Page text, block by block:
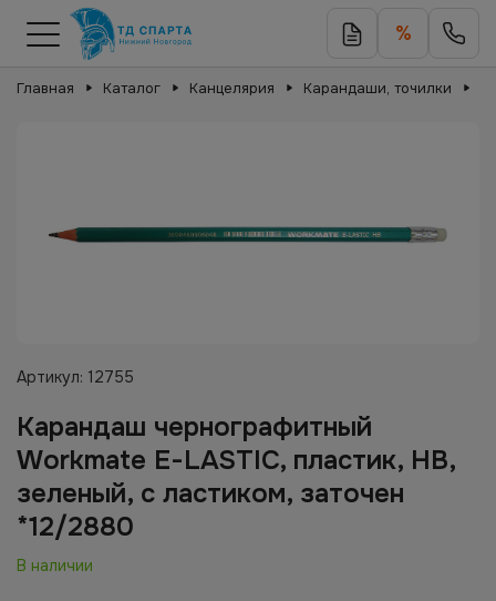
%
Главная Каталог Канцелярия Карандаши, точилки
Артикул: 12755
Карандаш чернографитный
Workmate E-LASTIC, пластик, HB,
зеленый, с ластиком, заточен
*12/2880
В наличии